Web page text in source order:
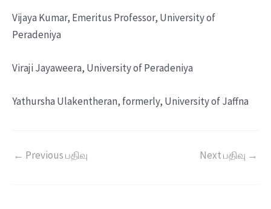
Vijaya Kumar, Emeritus Professor, University of
Peradeniya
Viraji Jayaweera, University of Peradeniya
Yathursha Ulakentheran, formerly, University of Jaffna
← Previous பதிவு Next பதிவு →